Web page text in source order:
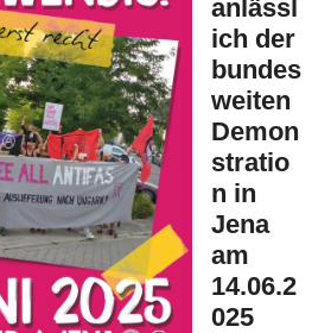
anlässl
ich der
bundes
weiten
Demon
stratio
n in
Jena
am
14.06.2
025